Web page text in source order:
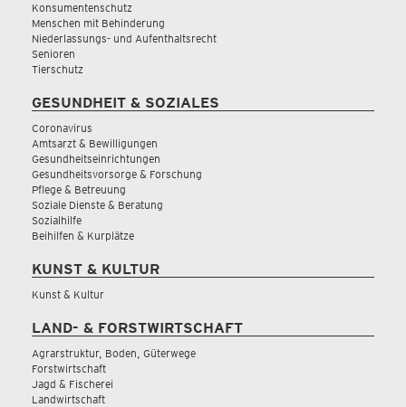
Konsumentenschutz
Menschen mit Behinderung
Niederlassungs- und Aufenthaltsrecht
Senioren
Tierschutz
GESUNDHEIT & SOZIALES
Coronavirus
Amtsarzt & Bewilligungen
Gesundheitseinrichtungen
Gesundheitsvorsorge & Forschung
Pflege & Betreuung
Soziale Dienste & Beratung
Sozialhilfe
Beihilfen & Kurplätze
KUNST & KULTUR
Kunst & Kultur
LAND- & FORSTWIRTSCHAFT
Agrarstruktur, Boden, Güterwege
Forstwirtschaft
Jagd & Fischerei
Landwirtschaft